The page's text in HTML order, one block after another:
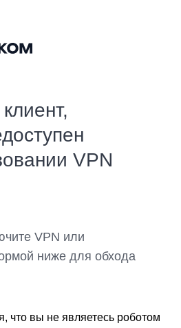
VPN
VPN или
ниже для обхода
что вы не являетесь роботом